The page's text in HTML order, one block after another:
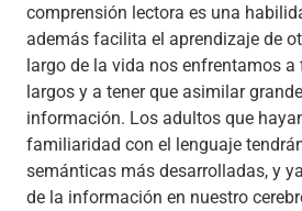
comprensión lectora es una
además facilita el aprendizaje de
largo de la vida nos enfrentamos
largos y a tener que asimilar
información. Los adultos que
familiaridad con el lenguaje
semánticas más desarrolladas, y
de la información en nuestro